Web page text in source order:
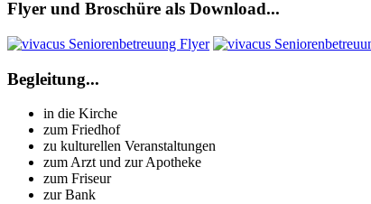
Flyer und Broschüre als Download...
Begleitung...
in die Kirche
zum Friedhof
zu kulturellen Veranstaltungen
zum Arzt und zur Apotheke
zum Friseur
zur Bank